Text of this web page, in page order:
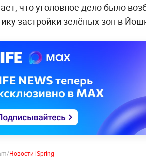
что уголовное дело было
застройки зелёных зон в
Новости iSpring